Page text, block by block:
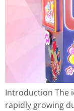
Introduction The
rapidly growing